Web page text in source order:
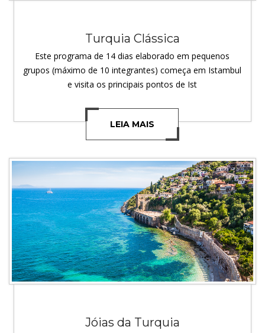
Turquia Clássica
Este programa de 14 dias elaborado em pequenos
grupos (máximo de 10 integrantes) começa em Istambul
e visita os principais pontos de Ist
LEIA MAIS
Jóias da Turquia